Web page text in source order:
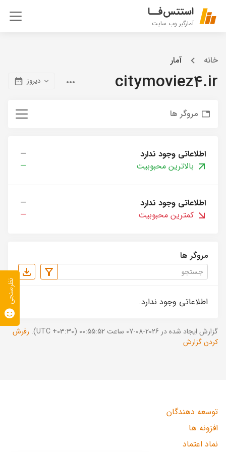
استتس‌فــا
آمارگیر وب سایت
خانه آمار
citymoviez4.ir دیروز
مروگر ها
اطلاعاتی وجود ندارد
—
بالاترین محبوبیت
—
اطلاعاتی وجود ندارد
—
کمترین محبوبیت
—
مروگر ها
اطلاعاتی وجود ندارد.
گزارش ایجاد شده در 2026-08-07 ساعت 00:55:52 (UTC +03:30).
رفرش
کردن گزارش
توسعه دهندگان
افزونه ها
نماد اعتماد
نظرسنجی